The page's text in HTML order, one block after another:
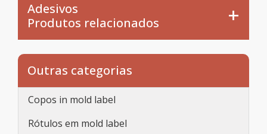
Adesivos
Produtos relacionados
Outras categorias
Copos in mold label
Rótulos em mold label